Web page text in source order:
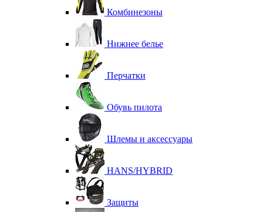
Комбинезоны
Нижнее белье
Перчатки
Обувь пилота
Шлемы и аксессуары
HANS/HYBRID
Защиты